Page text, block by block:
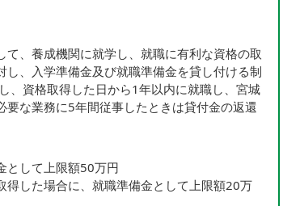
、養成機関に就学し、就職に有利な資格の取
、入学準備金及び就職準備金を貸し付ける制
、資格取得した日から1年以内に就職し、宮城
要な業務に5年間従事したときは貸付金の返還
として上限額50万円
得した場合に、就職準備金として上限額20万